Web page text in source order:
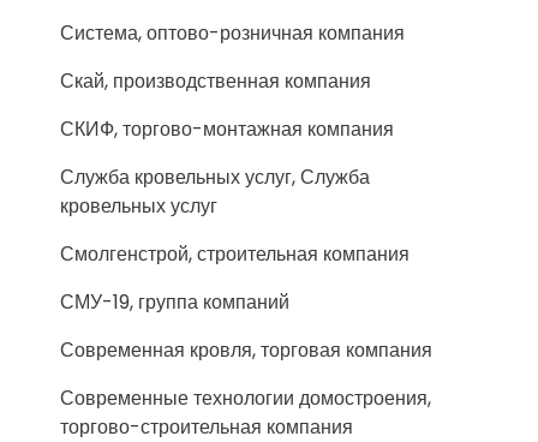
Система, оптово-розничная компания
Скай, производственная компания
СКИФ, торгово-монтажная компания
Служба кровельных услуг, Служба
кровельных услуг
Смолгенстрой, строительная компания
СМУ-19, группа компаний
Современная кровля, торговая компания
Современные технологии домостроения,
торгово-строительная компания